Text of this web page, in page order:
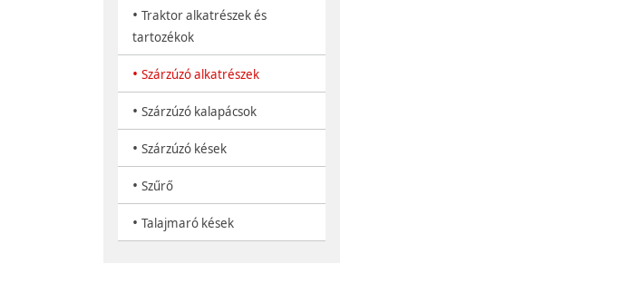
• Traktor alkatrészek és
tartozékok
• Szárzúzó alkatrészek
• Szárzúzó kalapácsok
• Szárzúzó kések
• Szűrő
• Talajmaró kések